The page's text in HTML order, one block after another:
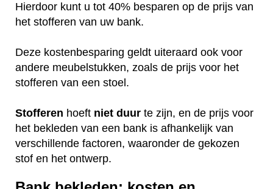
Hierdoor kunt u tot 40% besparen op de prijs van
het stofferen van uw bank.
Deze kostenbesparing geldt uiteraard ook voor
andere meubelstukken, zoals de prijs voor het
stofferen van een stoel.
Stofferen hoeft niet duur te zijn, en de prijs voor
het bekleden van een bank is afhankelijk van
verschillende factoren, waaronder de gekozen
stof en het ontwerp.